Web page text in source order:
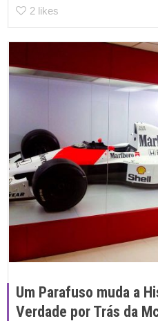
2 likes
Um Parafuso muda a
Verdade por Trás da